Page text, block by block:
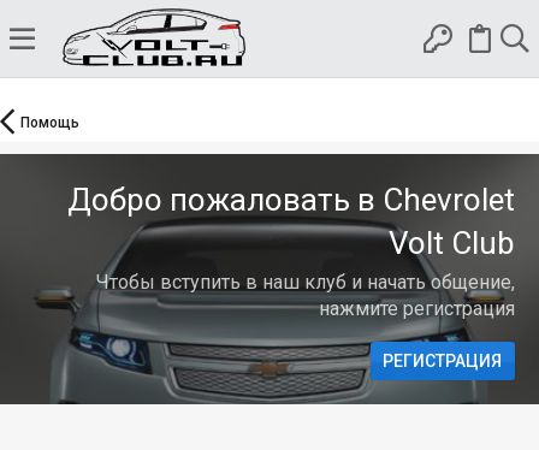
Помощь
Добро пожаловать в Chevrolet
Volt Club
Чтобы вступить в наш клуб и начать общение,
нажмите регистрация
РЕГИСТРАЦИЯ